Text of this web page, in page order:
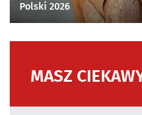
Polski 2026
MASZ